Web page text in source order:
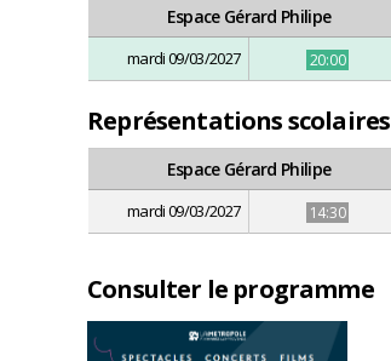
Espace Gérard Philipe
mardi 09/03/2027 20:00
Représentations scolaires
Espace Gérard Philipe
mardi 09/03/2027 14:30
Consulter le programme